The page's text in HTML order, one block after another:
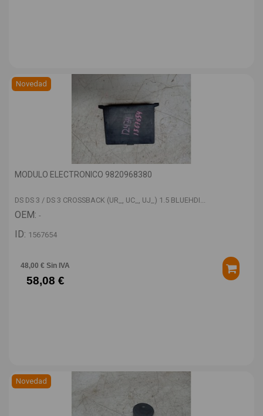
Novedad
MODULO ELECTRONICO 9820968380
DS DS 3 / DS 3 CROSSBACK (UR_, UC_, UJ_) 1.5 BLUEHDI...
OEM: -
ID: 1567654
48,00 € Sin IVA
58,08 €
Novedad